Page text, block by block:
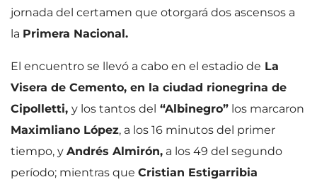
jornada del certamen que otorgará dos ascensos a
la Primera Nacional.
El encuentro se llevó a cabo en el estadio de La
Visera de Cemento, en la ciudad rionegrina de
Cipolletti, y los tantos del “Albinegro” los marcaron
Maximliano López, a los 16 minutos del primer
tiempo, y Andrés Almirón, a los 49 del segundo
período; mientras que Cristian Estigarribia